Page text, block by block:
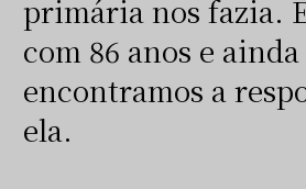
primária nos fazia.
com 86 anos e
encontramos a
ela.